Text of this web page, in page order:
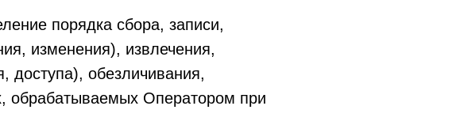
порядка сбора, записи,
изменения), извлечения,
доступа), обезличивания,
обрабатываемых Оператором при